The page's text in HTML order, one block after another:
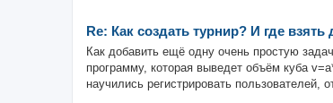
Re: Как создать турнир? И где
Как добавить ещё одну очень простую
программу, которая выведет объём куба
научились регистрировать пользователей,